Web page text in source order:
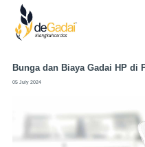
Bunga dan Biaya Gadai HP di
05 July 2024